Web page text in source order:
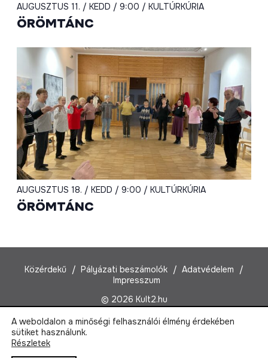
AUGUSZTUS 11. / KEDD / 9:00 / KULTÚRKÚRIA
ÖRÖMTÁNC
AUGUSZTUS 18. / KEDD / 9:00 / KULTÚRKÚRIA
ÖRÖMTÁNC
Közérdekű Pályázati beszámolók
Adatvédelem
Impresszum
© 2026 Kult2.hu
Kult2 Nonprofit Kft.
1022 Budapest, Marczibányi tér 5/A
A weboldalon a minőségi felhasználói élmény érdekében
sütiket használunk.
Részletek